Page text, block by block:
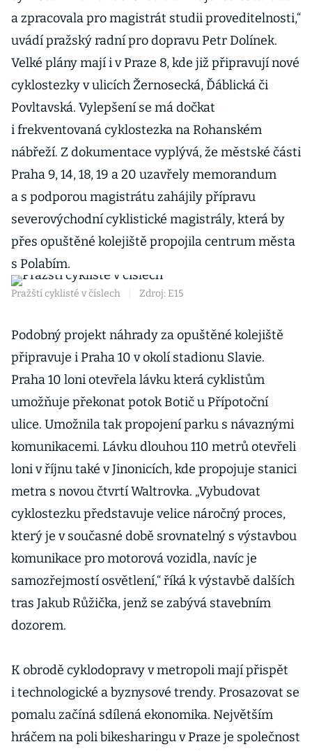
a zpracovala pro magistrát studii proveditelnosti,“
uvádí pražský radní pro dopravu Petr Dolínek.
Velké plány mají i v Praze 8, kde již připravují nové
cyklostezky v ulicích Žernosecká, Ďáblická či
Povltavská. Vylepšení se má dočkat
i frekventovaná cyklostezka na Rohanském
nábřeží. Z dokumentace vyplývá, že městské části
Praha 9, 14, 18, 19 a 20 uzavřely memorandum
a s podporou magistrátu zahájily přípravu
severovýchodní cyklistické magistrály, která by
přes opuštěné kolejiště propojila centrum města
s Polabím.
Pražští cyklisté v číslech Zdroj: E15
Podobný projekt náhrady za opuštěné kolejiště
připravuje i Praha 10 v okolí stadionu Slavie.
Praha 10 loni otevřela lávku která cyklistům
umožňuje překonat potok Botič u Přípotoční
ulice. Umožnila tak propojení parku s návaznými
komunikacemi. Lávku dlouhou 110 metrů otevřeli
loni v říjnu také v Jinonicích, kde propojuje stanici
metra s novou čtvrtí Waltrovka. „Vybudovat
cyklostezku představuje velice náročný proces,
který je v současné době srovnatelný s výstavbou
komunikace pro motorová vozidla, navíc je
samozřejmostí osvětlení,“ říká k výstavbě dalších
tras Jakub Růžička, jenž se zabývá stavebním
dozorem.
K obrodě cyklodopravy v metropoli mají přispět
i technologické a byznysové trendy. Prosazovat se
pomalu začíná sdílená ekonomika. Největším
hráčem na poli bikesharingu v Praze je společnost